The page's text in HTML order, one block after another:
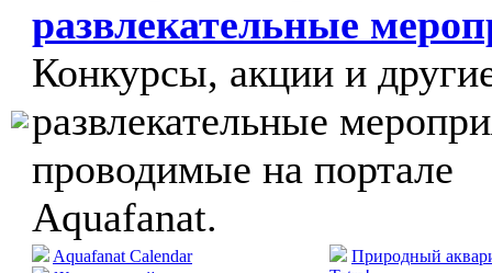
развлекательные
Конкурсы, акции и
развлекательные
проводимые на портале
Aquafanat.
Aquafanat Calendar
Природный